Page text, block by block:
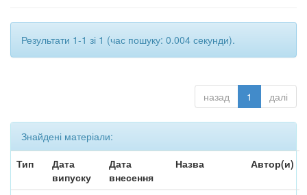
Результати 1-1 зі 1 (час пошуку: 0.004 секунди).
назад 1 далі
Знайдені матеріали:
Тип
Дата
випуску
Дата
внесення
Назва Автор(и)